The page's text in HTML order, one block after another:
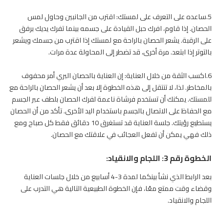
5.ساعده على التعرف على لمستك: اقترب من الجانبين وحاول لمس
الحصان. إذا قاوم، افرك حبل القيادة على جسمه بينما تفرك يديك برفق
على الرقبة. يشعرالحصانبالراحة مع لمستك إذا اقترب من جسمك ويشعر
بالتوتر إذا ابتعد. مرة أخرى، قد تضطر إلى المحاولة عدة مرات.
6.اكسب الثقة من خلال العناية: إن العناية بالحصان البري أمر محفوف
بالمخاطر. لذا، لا تنتقل إلى هذه الخطوة إلا بعد أن يشعر الحصان بالراحة مع
للمستك. يمكنك أن تستخدم فرشاة ناعمة لفرك الحصان بلطف عبر الجسم
مع الحفاظ على الاتصال بالجسم باستخدام اليد الأخرى. تأكد من أن الحصان
يستطيع رؤيتك. جلسة العناية قد تستغرق 10 دقائق فقط كل صباح ومع
ذلك فهي يمكن أن تفعل العجائب في علاقتك مع الحصان.
الخطوة رقم 3: اللجام والانقياد:
بعد الرابط الذي نشأ بينكما لمدة 3-4 أسابيع من خلال جلسات العناية
وقضاء وقت ممتع معًا، فإن الخطوة الطبيعية التالية هي التدرب على
اللجام والانقياد.